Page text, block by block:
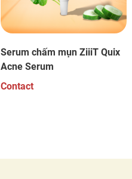
Serum chấm mụn ZiiiT Quix
Acne Serum
Contact